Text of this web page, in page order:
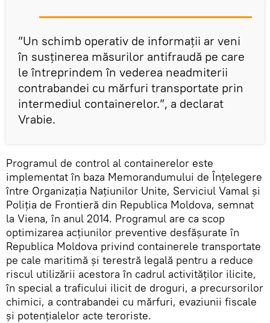
”Un schimb operativ de informații ar veni
în susținerea măsurilor antifraudă pe care
le întreprindem în vederea neadmiterii
contrabandei cu mărfuri transportate prin
intermediul containerelor.”, a declarat
Vrabie.
Programul de control al containerelor este
implementat în baza Memorandumului de Înțelegere
între Organizația Națiunilor Unite, Serviciul Vamal și
Poliția de Frontieră din Republica Moldova, semnat
la Viena, în anul 2014. Programul are ca scop
optimizarea acțiunilor preventive desfășurate în
Republica Moldova privind containerele transportate
pe cale maritimă și terestră legală pentru a reduce
riscul utilizării acestora în cadrul activităților ilicite,
în special a traficului ilicit de droguri, a precursorilor
chimici, a contrabandei cu mărfuri, evaziunii fiscale
și potențialelor acte teroriste.